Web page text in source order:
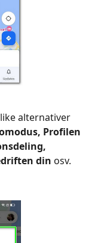
alternativer
Profilen
din osv.